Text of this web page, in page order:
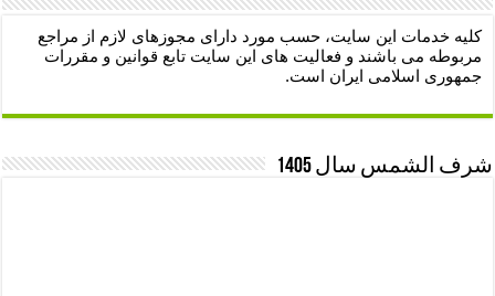
کلیه خدمات این سایت، حسب مورد دارای مجوزهای لازم از مراجع
مربوطه می باشند و فعالیت های این سایت تابع قوانین و مقررات
جمهوری اسلامی ایران است.
شرف الشمس سال 1405